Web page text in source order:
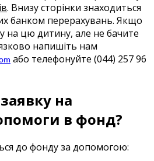
. Внизусторінки знаходиться
банком перерахувань. Якщо
на цю дитину, але не бачите
напишіть нам
або телефонуйте (044) 257 96
заявку на
в фонд?
до фондуза допомогою: